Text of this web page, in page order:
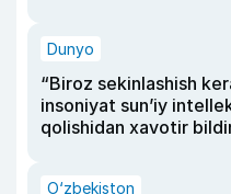
Dunyo
“Biroz sekinlashish
insoniyat sun’iy
qolishidan xavotir
O‘zbekiston